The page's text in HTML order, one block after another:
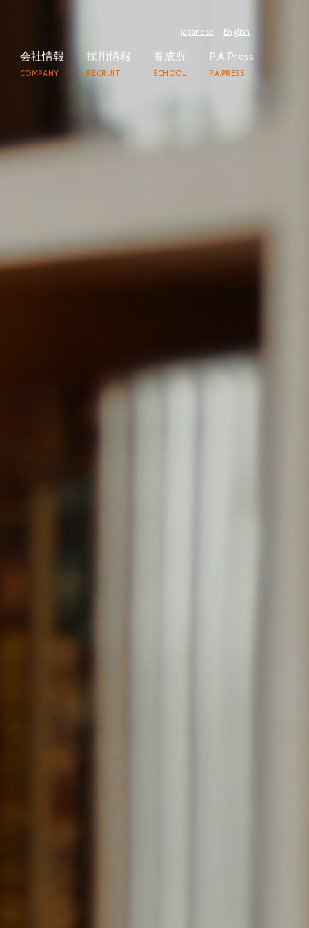
Japanese English
会社情報
COMPANY
採用情報
RECRUIT
養成所
SCHOOL
P.A.Press
P.A.PRESS